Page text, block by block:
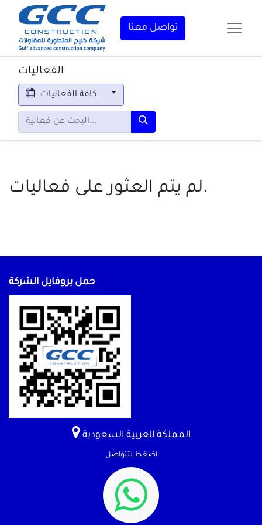
تواصل معنا
الفعاليات
لم يتم العثور على فعاليات.
حمل بروفايل الشركة
المملكة العربية السعودية
اضغط لتتواصل